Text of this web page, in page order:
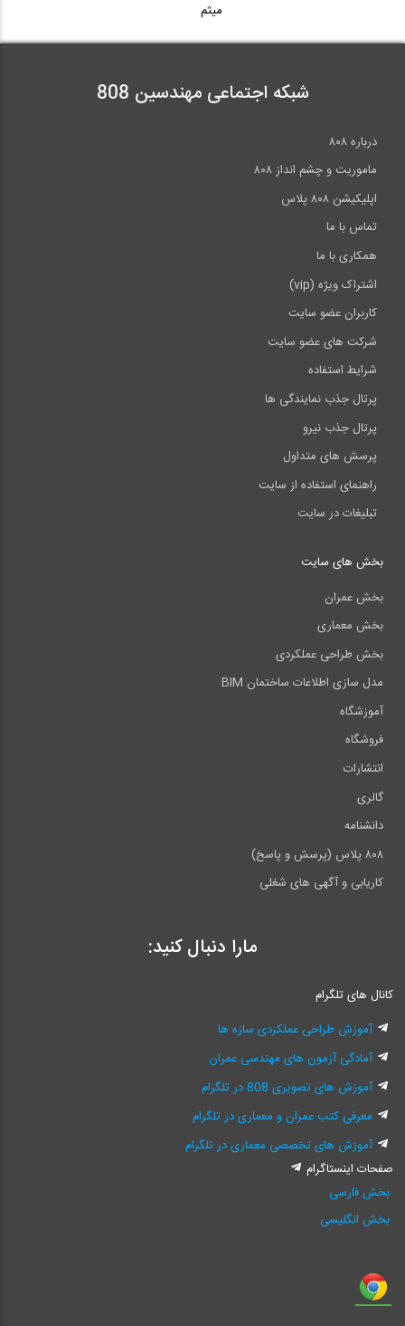
میثم
شبکه اجتماعی مهندسین 808
درباره ۸۰۸
ماموریت و چشم انداز ۸۰۸
اپلیکیشن ۸۰۸ پلاس
تماس با ما
همکاری با ما
اشتراک ویژه (vip)
کاربران عضو سایت
شرکت های عضو سایت
شرایط استفاده
پرتال جذب نمایندگی ها
پرتال جذب نیرو
پرسش های متداول
راهنمای استفاده از سایت
تبلیغات در سایت
بخش های سایت
بخش عمران
بخش معماری
بخش طراحی عملکردی
مدل سازی اطلاعات ساختمان BIM
آموزشگاه
فروشگاه
انتشارات
گالری
دانشنامه
۸۰۸ پلاس (پرسش و پاسخ)
کاریابی و آگهی های شغلی
مارا دنبال کنید:
کانال های تلگرام
آموزش طراحی عملکردی سازه ها
آمادگی آزمون های مهندسی عمران
آموزش های تصویری 808 در تلگرام
معرفی کتب عمران و معماری در تلگرام
آموزش های تخصصی معماری در تلگرام
صفحات اینستاگرام
بخش فارسی
بخش انگلیسی